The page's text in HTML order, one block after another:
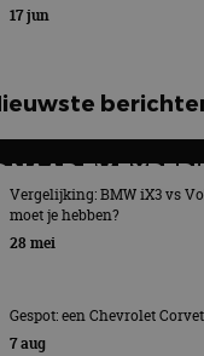
17 jun
NAAR EV
HET!
van 24 tot 26
Vergelijking: BMW iX3 vs
moet je hebben?
28 mei
Gespot: een Chevrolet
7 aug